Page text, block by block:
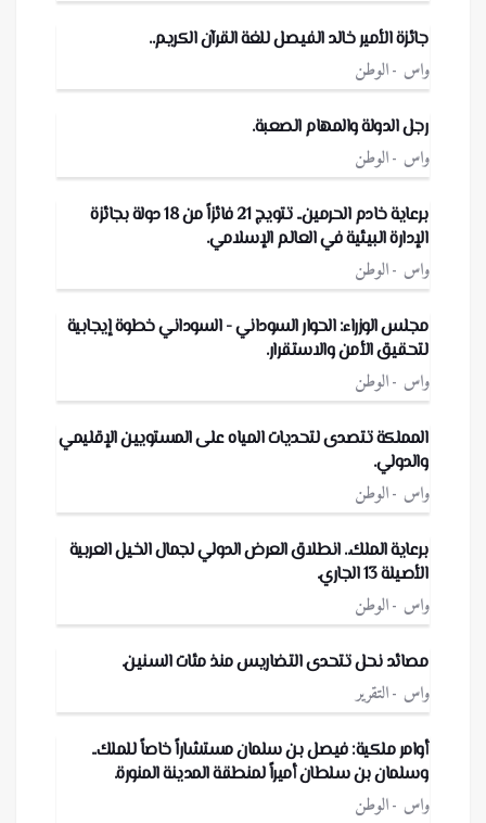
جائزة الأمير خالد الفيصل للغة القرآن الكريم..
واس الوطن
رجل الدولة والمهام الصعبة.
واس الوطن
برعاية خادم الحرمين.. تتويج 21 فائزاً من 18 دولة بجائزة
الإدارة البيئية في العالم الإسلامي.
واس الوطن
مجلس الوزراء: الحوار السوداني - السوداني خطوة إيجابية
لتحقيق الأمن والاستقرار.
واس الوطن
المملكة تتصدى لتحديات المياه على المستويين الإقليمي
والدولي.
واس الوطن
برعاية الملك.. انطلاق العرض الدولي لجمال الخيل العربية
الأصيلة 13 الجاري.
واس الوطن
مصائد نحل تتحدى التضاريس منذ مئات السنين.
واس التقرير
أوامر ملكية: فيصل بن سلمان مستشاراً خاصاً للملك..
وسلمان بن سلطان أميراً لمنطقة المدينة المنورة.
واس الوطن